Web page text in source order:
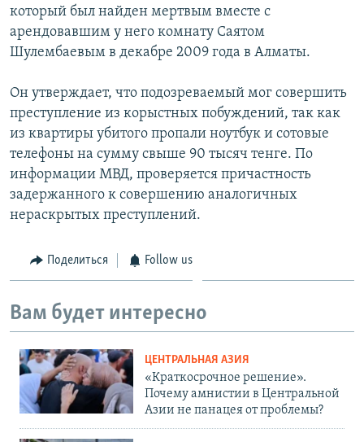
который был найден мертвым вместе с
арендовавшим у него комнату Саятом
Шулембаевым в декабре 2009 года в Алматы.
Он утверждает, что подозреваемый мог совершить
преступление из корыстных побуждений, так как
из квартиры убитого пропали ноутбук и сотовые
телефоны на сумму свыше 90 тысяч тенге. По
информации МВД, проверяется причастность
задержанного к совершению аналогичных
нераскрытых преступлений.
Поделиться Follow us
Вам будет интересно
ЦЕНТРАЛЬНАЯ АЗИЯ
«Краткосрочное решение».
Почему амнистии в Центральной
Азии не панацея от проблемы?